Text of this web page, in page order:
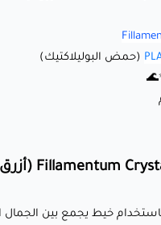
(حمض البوليلاكتيك)